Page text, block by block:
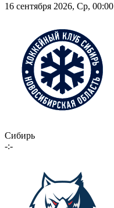
16 сентября 2026, Ср, 00:00
Сибирь
-:-